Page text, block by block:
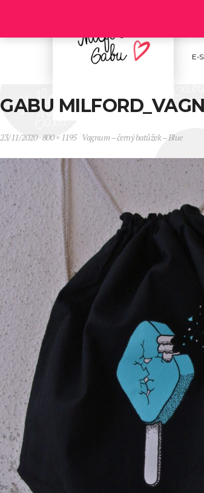
E-
GABU
23/11/2020 800 × 1195 Vagnum – černý batůžek – Blue